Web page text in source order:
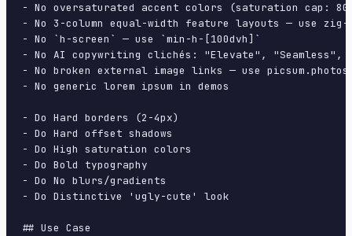
- No oversaturated accent colors (saturation cap:
- No 3-column equal-width feature layouts — use zig-
- No `h-screen` — use `min-h-[100dvh]`
- No AI copywriting clichés: "Elevate", "Seamless",
- No broken external image links — use
- No generic lorem ipsum in demos
- Do Hard borders (2-4px)
- Do Hard offset shadows
- Do High saturation colors
- Do Bold typography
- Do No blurs/gradients
- Do Distinctive 'ugly-cute' look
## Use Case